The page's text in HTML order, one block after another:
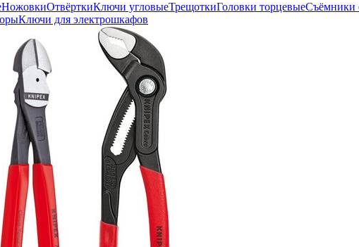
НожовкиОтвёрткиКлючи угловыеТрещоткиГоловки торцевыеСъёмники
Ключи для электрошкафов